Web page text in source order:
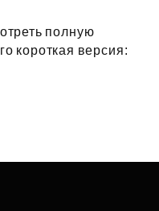
полную
короткая версия: